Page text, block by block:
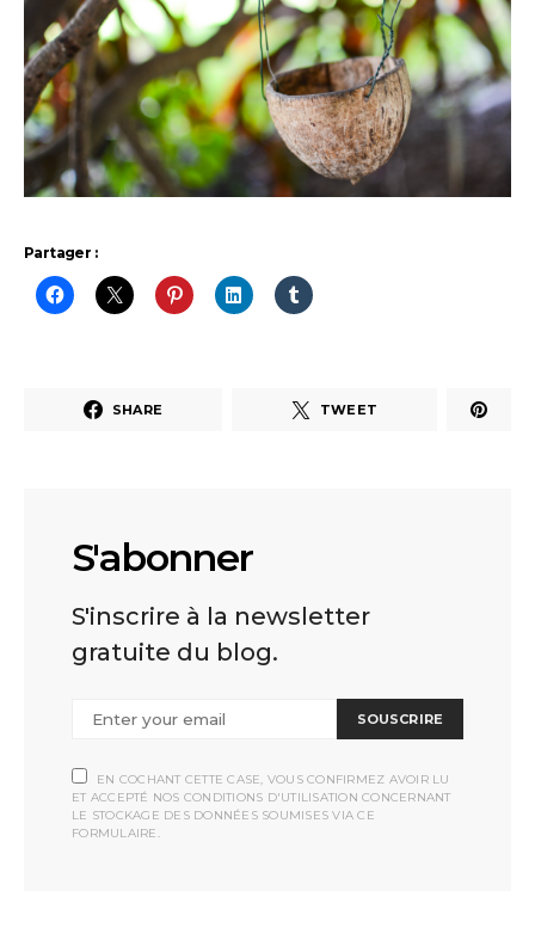
Partager :
SHARE TWEET
S'abonner
S'inscrire à la newsletter
gratuite du blog.
SOUSCRIRE
EN COCHANT CETTE CASE, VOUS CONFIRMEZ AVOIR LU
ET ACCEPTÉ NOS CONDITIONS D'UTILISATION CONCERNANT
LE STOCKAGE DES DONNÉES SOUMISES VIA CE
FORMULAIRE.